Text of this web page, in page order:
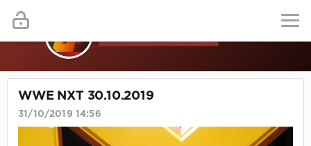
WWE NXT 30.10.2019
31/10/2019 14:56